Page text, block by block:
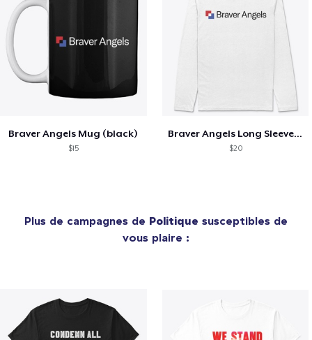
Braver Angels Mug (black)
$15
Braver Angels Long Sleeve T (black logo)
$20
Plus de campagnes de Politique susceptibles de
vous plaire :